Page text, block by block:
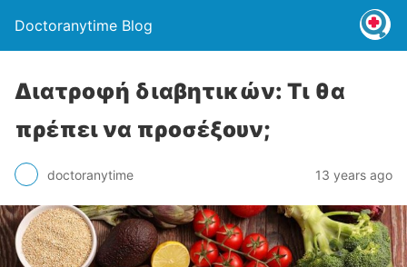
Doctoranytime Blog
Διατροφή διαβητικών: Τι θα
πρέπει να προσέξουν;
doctoranytime 13 years ago